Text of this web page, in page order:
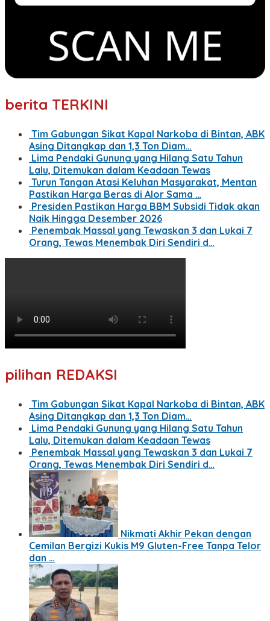
berita TERKINI
Tim Gabungan Sikat Kapal Narkoba di Bintan, ABK
Asing Ditangkap dan 1,3 Ton Diam…
Lima Pendaki Gunung yang Hilang Satu Tahun
Lalu, Ditemukan dalam Keadaan Tewas
Turun Tangan Atasi Keluhan Masyarakat, Mentan
Pastikan Harga Beras di Alor Sama …
Presiden Pastikan Harga BBM Subsidi Tidak akan
Naik Hingga Desember 2026
Penembak Massal yang Tewaskan 3 dan Lukai 7
Orang, Tewas Menembak Diri Sendiri d…
pilihan REDAKSI
Tim Gabungan Sikat Kapal Narkoba di Bintan, ABK
Asing Ditangkap dan 1,3 Ton Diam…
Lima Pendaki Gunung yang Hilang Satu Tahun
Lalu, Ditemukan dalam Keadaan Tewas
Penembak Massal yang Tewaskan 3 dan Lukai 7
Orang, Tewas Menembak Diri Sendiri d…
Nikmati Akhir Pekan dengan
Cemilan Bergizi Kukis M9 Gluten-Free Tanpa Telor
dan …